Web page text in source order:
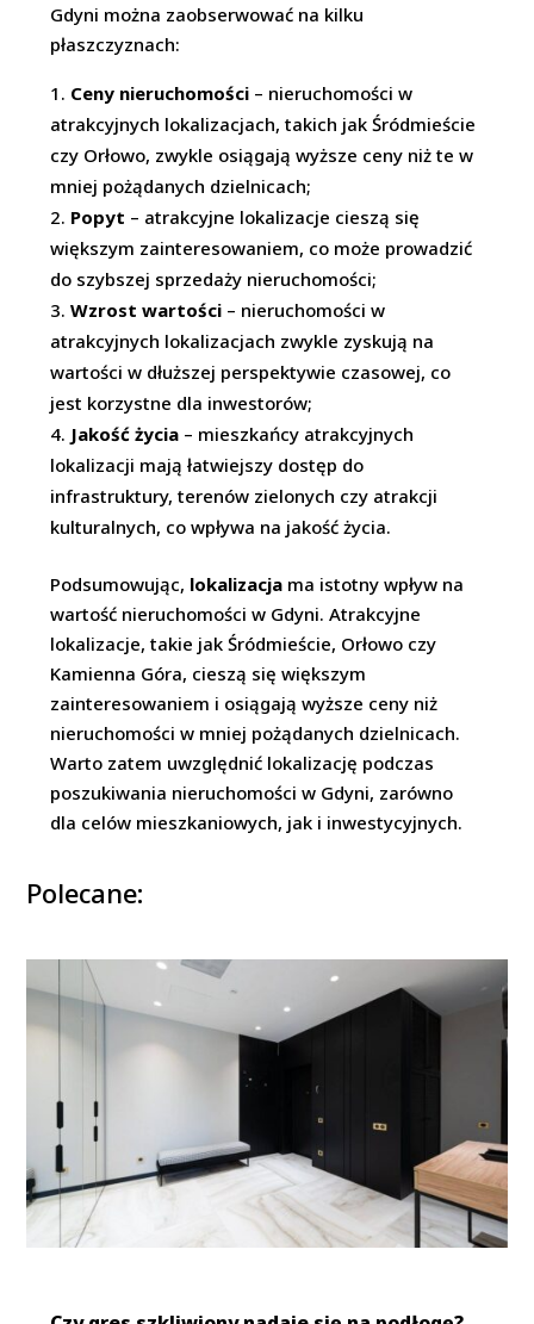
Gdyni można zaobserwować na kilku
płaszczyznach:
Ceny nieruchomości – nieruchomości w
atrakcyjnych lokalizacjach, takich jak Śródmieście
czy Orłowo, zwykle osiągają wyższe ceny niż te w
mniej pożądanych dzielnicach;
Popyt – atrakcyjne lokalizacje cieszą się
większym zainteresowaniem, co może prowadzić
do szybszej sprzedaży nieruchomości;
Wzrost wartości – nieruchomości w
atrakcyjnych lokalizacjach zwykle zyskują na
wartości w dłuższej perspektywie czasowej, co
jest korzystne dla inwestorów;
Jakość życia – mieszkańcy atrakcyjnych
lokalizacji mają łatwiejszy dostęp do
infrastruktury, terenów zielonych czy atrakcji
kulturalnych, co wpływa na jakość życia.
Podsumowując, lokalizacja ma istotny wpływ na
wartość nieruchomości w Gdyni. Atrakcyjne
lokalizacje, takie jak Śródmieście, Orłowo czy
Kamienna Góra, cieszą się większym
zainteresowaniem i osiągają wyższe ceny niż
nieruchomości w mniej pożądanych dzielnicach.
Warto zatem uwzględnić lokalizację podczas
poszukiwania nieruchomości w Gdyni, zarówno
dla celów mieszkaniowych, jak i inwestycyjnych.
Polecane: